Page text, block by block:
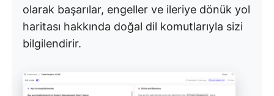
olarak başarılar, engeller ve ileriye dönük yol
haritası hakkında doğal dil komutlarıyla sizi
bilgilendirir.